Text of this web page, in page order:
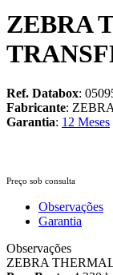
ZEBRA
Ref. Databox:
Fabricante:
Garantia: 12 Meses
Preço sob consulta
Observações
Garantia
Observações
ZEBRA